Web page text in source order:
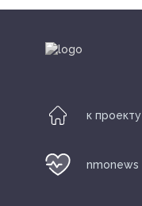
к проекту
nmonews